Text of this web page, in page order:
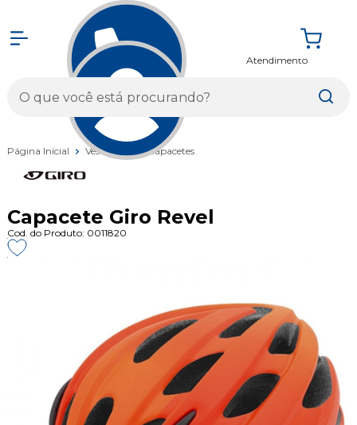
Atendimento
Página Inicial Vestuários Capacetes
Capacete Giro Revel
Cod. do Produto: 0011820